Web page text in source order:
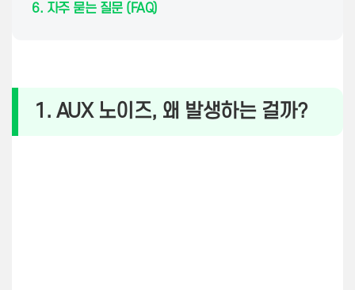
6. 자주 묻는 질문 (FAQ)
1. AUX 노이즈, 왜 발생하는 걸까?